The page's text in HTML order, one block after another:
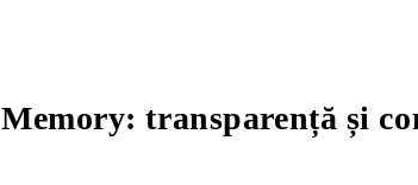
Memory: transparență și